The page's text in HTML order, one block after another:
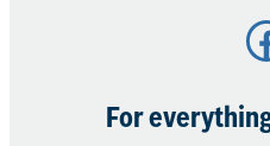
Facebook
For